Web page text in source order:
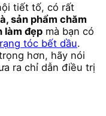
tiết tố, có rất
sản phẩm chăm
làm đẹp mà bạn có
tóc bết dầu.
hơn, hãy nói
ra chỉ dẫn điều trị